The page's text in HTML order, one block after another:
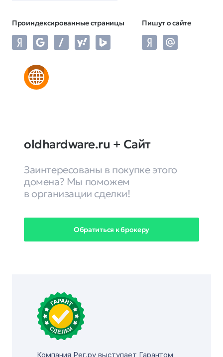
Проиндексированные страницы Пишут о сайте
oldhardware.ru + Cайт
Заинтересованы в покупке этого
домена? Мы поможем
в организации сделки!
Обратиться к брокеру
Компания Рег.ру выступает Гарантом